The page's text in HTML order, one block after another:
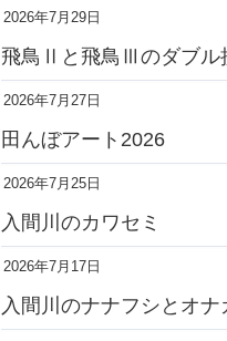
2026年7月29日
飛鳥Ⅱと飛鳥Ⅲのダブル
2026年7月27日
田んぼアート2026
2026年7月25日
入間川のカワセミ
2026年7月17日
入間川のナナフシとオナ